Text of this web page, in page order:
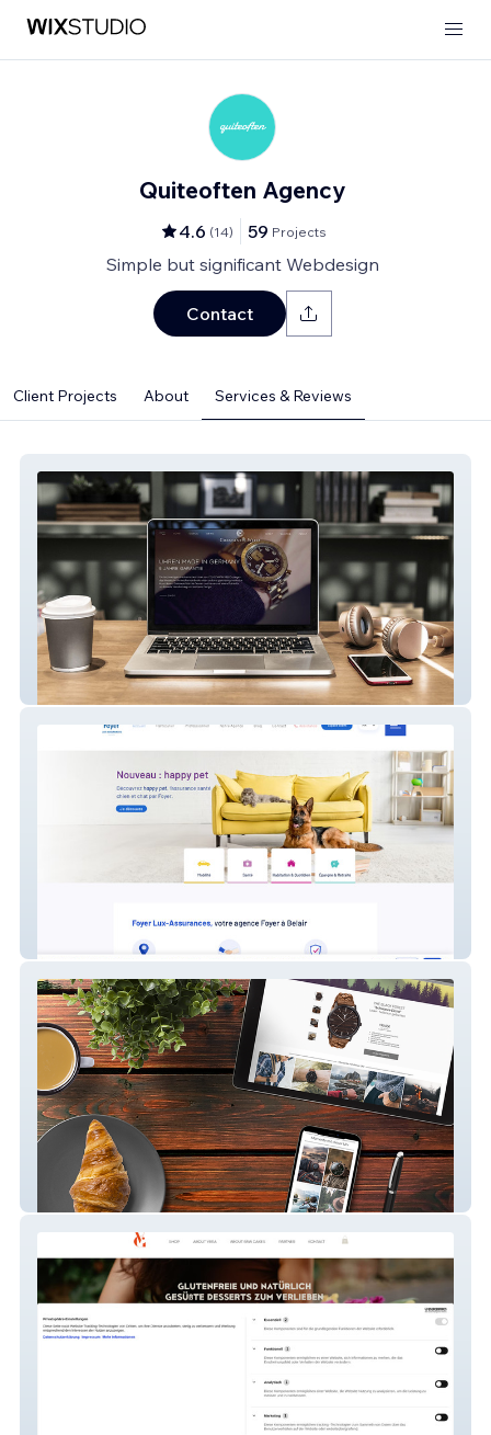
Quiteoften Agency
4.6 (14) 59 Projects
Simple but significant Webdesign
Contact
Client Projects About Services & Reviews
Constantin Weisz
Foyer Lux-assurances
Timber&Jack